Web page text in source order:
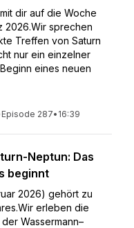
dir auf die Woche
2026.Wir sprechen
Treffen von Saturn
nur ein einzelner
eines neuen
Episode 287• 16:39
Neptun: Das
beginnt
2026) gehört zu
erleben die
Wassermann–